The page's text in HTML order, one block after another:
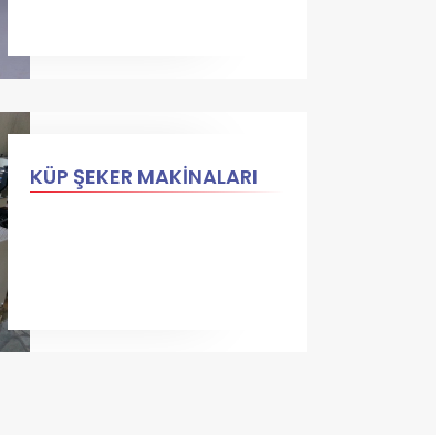
KÜP ŞEKER MAKİNALARI